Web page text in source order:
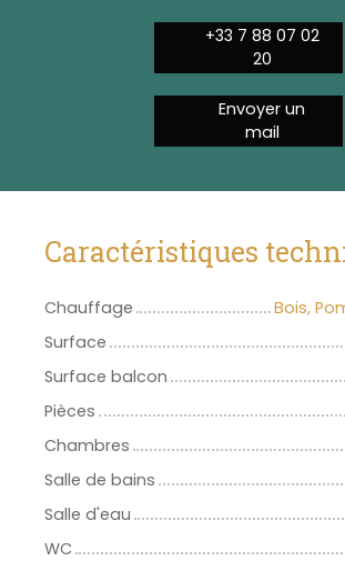
+33 7 88 07 02
20
Envoyer un
mail
Caractéristiques
Chauffage
Bois,
Surface
Surface balcon
Pièces
Chambres
Salle de bains
Salle d'eau
WC